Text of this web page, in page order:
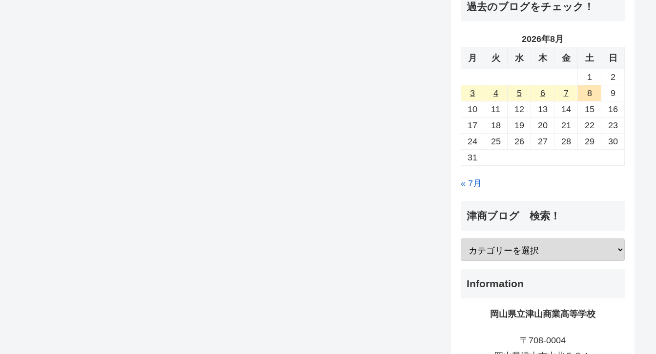
過去のブログをチェック！
2026年8月
月
火 水 木 金 土
日
1
2
3
4 5 6 7 8
9
10
11 12 13 14 15
16
17
18 19 20 21 22
23
24
25 26 27 28 29
30
31
« 7月
津商ブログ 検索！
Information
岡山県立津山商業高等学校
〒708-0004